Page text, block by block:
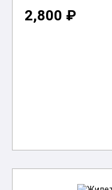
2,800 ₽